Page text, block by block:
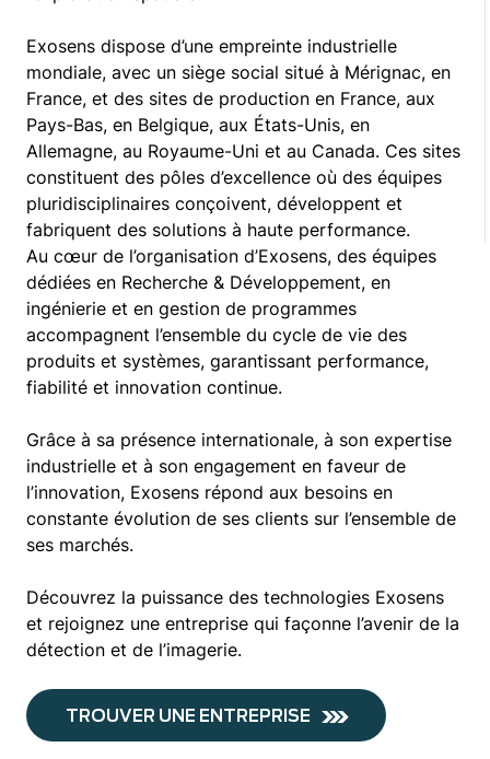
Exosens dispose d’une empreinte industrielle
mondiale, avec un siège social situé à Mérignac, en
France, et des sites de production en France, aux
Pays-Bas, en Belgique, aux États-Unis, en
Allemagne, au Royaume-Uni et au Canada. Ces sites
constituent des pôles d’excellence où des équipes
pluridisciplinaires conçoivent, développent et
fabriquent des solutions à haute performance.
Au cœur de l’organisation d’Exosens, des équipes
dédiées en Recherche & Développement, en
ingénierie et en gestion de programmes
accompagnent l’ensemble du cycle de vie des
produits et systèmes, garantissant performance,
fiabilité et innovation continue.
Grâce à sa présence internationale, à son expertise
industrielle et à son engagement en faveur de
l’innovation, Exosens répond aux besoins en
constante évolution de ses clients sur l’ensemble de
ses marchés.
Découvrez la puissance des technologies Exosens
et rejoignez une entreprise qui façonne l’avenir de la
détection et de l’imagerie.
TROUVER UNE ENTREPRISE